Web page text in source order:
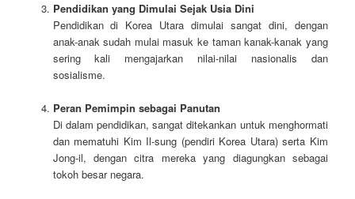
Pendidikan yang Dimulai Sejak Usia Dini
Pendidikan di Korea Utara dimulai sangat dini, dengan
anak-anak sudah mulai masuk ke taman kanak-kanak yang
sering kali mengajarkan nilai-nilai nasionalis dan
sosialisme.
Peran Pemimpin sebagai Panutan
Di dalam pendidikan, sangat ditekankan untuk menghormati
dan mematuhi Kim Il-sung (pendiri Korea Utara) serta Kim
Jong-il, dengan citra mereka yang diagungkan sebagai
tokoh besar negara.